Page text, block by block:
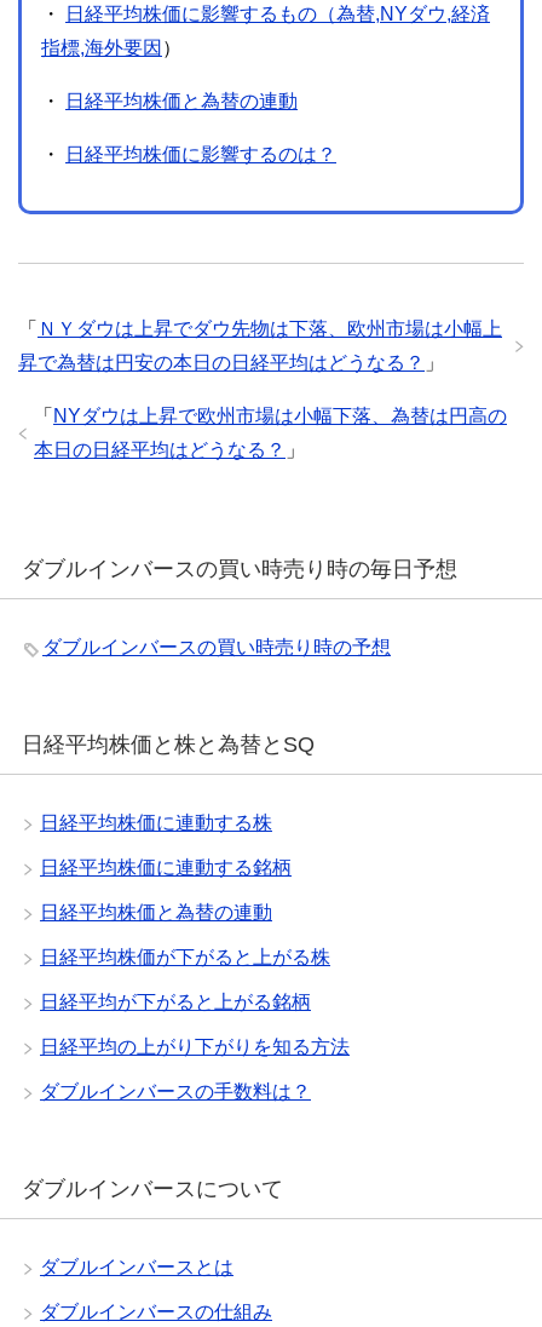
・
日経平均株価に影響するもの（為替,NYダウ,経済
指標,海外要因 ）
・ 日経平均株価と為替の連動
・ 日経平均株価に影響するのは？
「 ＮＹダウは上昇でダウ先物は下落、欧州市場は小幅上
昇で為替は円安の本日の日経平均はどうなる？ 」
「 NYダウは上昇で欧州市場は小幅下落、為替は円高の
本日の日経平均はどうなる？ 」
ダブルインバースの買い時売り時の毎日予想
ダブルインバースの買い時売り時の予想
日経平均株価と株と為替とSQ
日経平均株価に連動する株
日経平均株価に連動する銘柄
日経平均株価と為替の連動
日経平均株価が下がると上がる株
日経平均が下がると上がる銘柄
日経平均の上がり下がりを知る方法
ダブルインバースの手数料は？
ダブルインバースについて
ダブルインバースとは
ダブルインバースの仕組み